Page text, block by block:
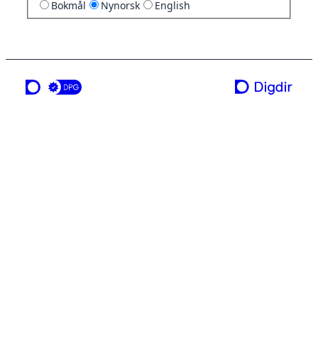
Bokmål Nynorsk English